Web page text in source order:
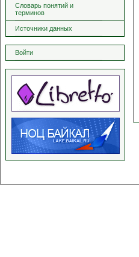
Словарь понятий и
терминов
Источники данных
Войти